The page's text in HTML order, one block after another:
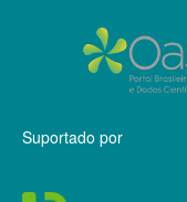
Suportado por